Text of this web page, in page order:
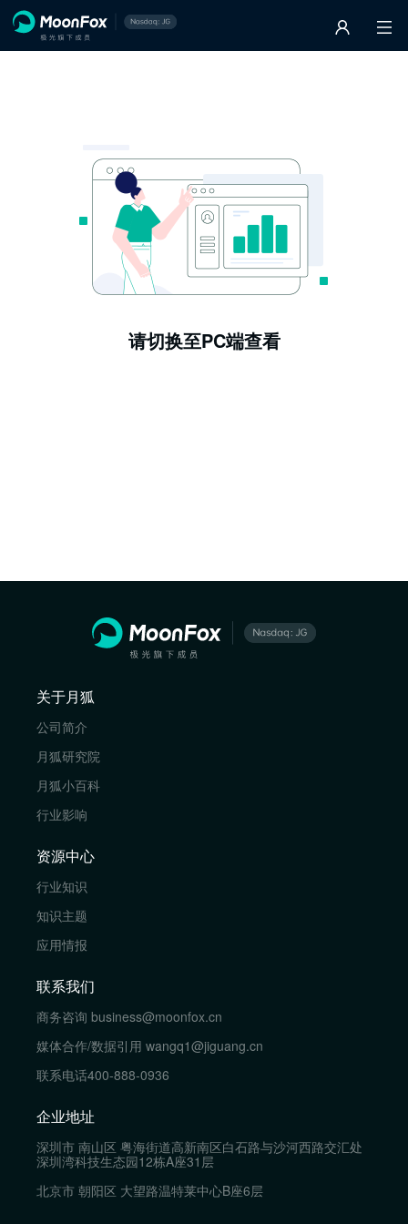
请切换至PC端查看
关于月狐
公司简介
月狐研究院
月狐小百科
行业影响
资源中心
行业知识
知识主题
应用情报
联系我们
商务咨询 business@moonfox.cn
媒体合作/数据引用 wangq1@jiguang.cn
联系电话400-888-0936
企业地址
深圳市 南山区 粤海街道高新南区白石路与沙河西路交汇处
深圳湾科技生态园12栋A座31层
北京市 朝阳区 大望路温特莱中心B座6层